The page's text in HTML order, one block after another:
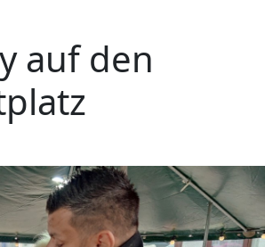
auf den